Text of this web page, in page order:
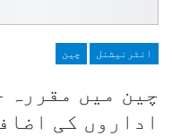
انٹرنیشنل چین
چین میں مقررہ
اداروں کی